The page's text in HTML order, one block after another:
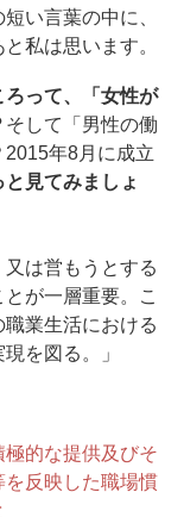
い言葉の中に、
私は思います。
ろって、「女性が
そして「男性の働
年8月に成立
と見てみましょ
又は営もうとする
が一層重要。こ
業生活における
を図る。」
極的な提供及びそ
反映した職場慣